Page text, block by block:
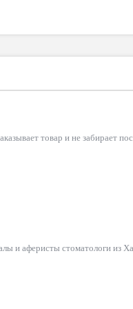
товар и не забирает
и аферисты стоматологи из